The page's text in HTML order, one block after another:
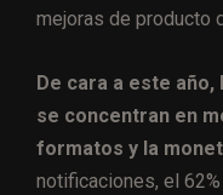
mejoras de producto
De cara a este
se concentran en
formatos y la
notificaciones, el